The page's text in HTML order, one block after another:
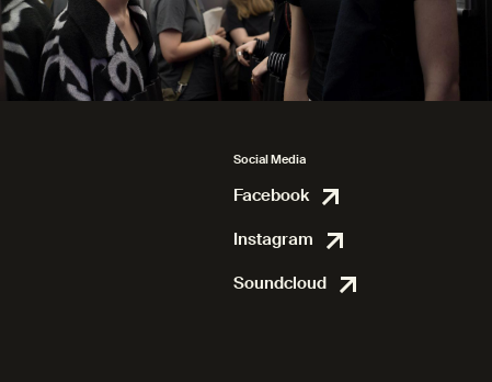
Social Media
Facebook
Instagram
Soundcloud